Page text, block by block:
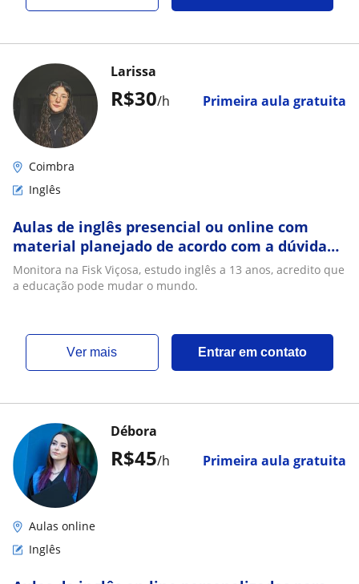
R$30/h Primeira aula gratuita
Larissa
Coimbra
Inglês
Aulas de inglês presencial ou online com
material planejado de acordo com a dúvida
do aluno
Monitora na Fisk Viçosa, estudo inglês a 13 anos, acredito que
a educação pode mudar o mundo.
ver mais Entrar em contato
R$45/h Primeira aula gratuita
Débora
Aulas online
Inglês